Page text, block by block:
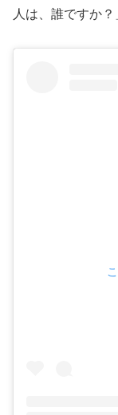
人は、誰ですか？